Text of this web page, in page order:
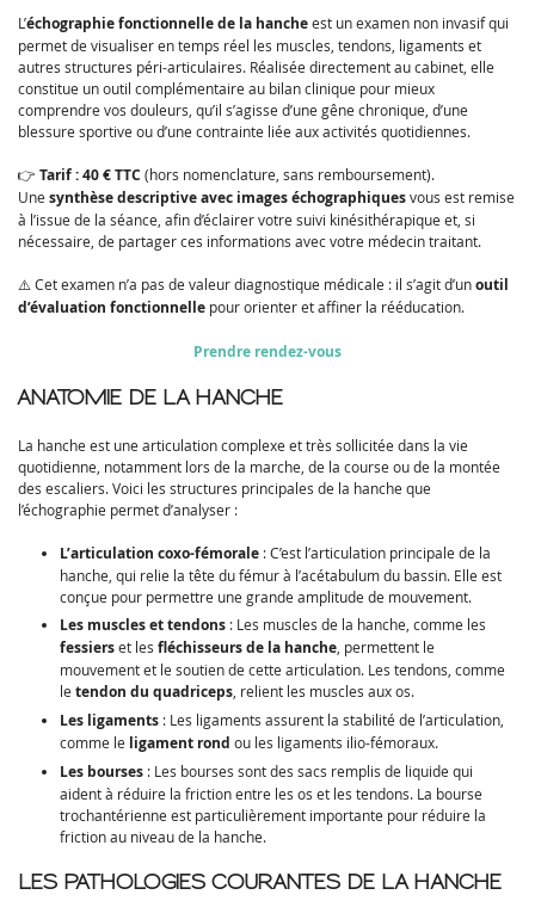
L’échographie fonctionnelle de la hancheest un examen non invasif qui
permet de visualiser en temps réel les muscles, tendons, ligaments et
autres structures péri-articulaires. Réalisée directement au cabinet, elle
constitue un outil complémentaire au bilan clinique pour mieux
comprendre vos douleurs, qu’il s’agisse d’une gêne chronique, d’une
blessure sportive ou d’une contrainte liée aux activités quotidiennes.
👉 Tarif : 40 € TTC (hors nomenclature, sans remboursement).
Une synthèse descriptive avec images échographiquesvous est remise
à l’issue de la séance, afin d’éclairer votre suivi kinésithérapique et, si
nécessaire, de partager ces informations avec votre médecin traitant.
⚠️ Cet examen n’a pas de valeur diagnostique médicale : il s’agit d’unoutil
d’évaluation fonctionnelle pour orienter et affiner la rééducation.
Prendre rendez-vous
ANATOMIE DE LA HANCHE
La hanche est une articulation complexe et très sollicitée dans la vie
quotidienne, notamment lors de la marche, de la course ou de la montée
des escaliers. Voici les structures principales de la hanche que
l’échographie permet d’analyser :
L’articulation coxo-fémorale : C’est l’articulation principale de la
hanche, qui relie la tête du fémur à l’acétabulum du bassin. Elle est
conçue pour permettre une grande amplitude de mouvement.
Les muscles et tendons : Les muscles de la hanche, comme les
fessierset les fléchisseurs de la hanche , permettent le
mouvement et le soutien de cette articulation. Les tendons, comme
le tendon du quadriceps , relient les muscles aux os.
Les ligaments : Les ligaments assurent la stabilité de l’articulation,
comme le ligament rond ou les ligaments ilio-fémoraux.
Les bourses : Les bourses sont des sacs remplis de liquide qui
aident à réduire la friction entre les os et les tendons. La bourse
trochantérienne est particulièrement importante pour réduire la
friction au niveau de la hanche.
LES PATHOLOGIES COURANTES DE LA HANCHE